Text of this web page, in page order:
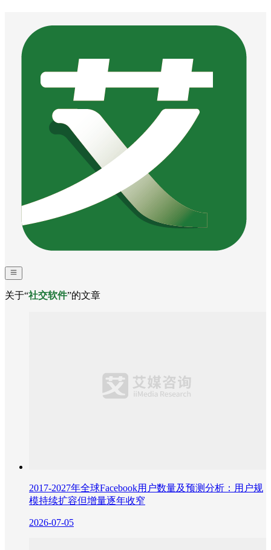
关于“社交软件”的文章
2017-2027年全球Facebook用户数量及预测分析：用户规
模持续扩容但增量逐年收窄
2026-07-05